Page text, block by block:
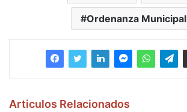
Ordenanza Municipal
Articulos Relacionados